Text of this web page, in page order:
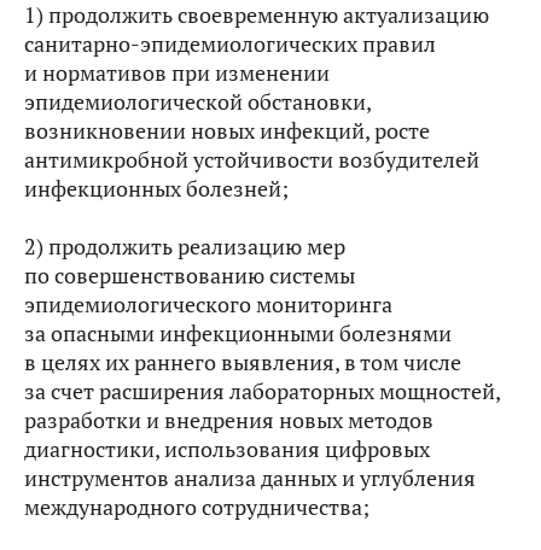
1) продолжить своевременную актуализацию
санитарно-эпидемиологических правил
и нормативов при изменении
эпидемиологической обстановки,
возникновении новых инфекций, росте
антимикробной устойчивости возбудителей
инфекционных болезней;
2) продолжить реализацию мер
по совершенствованию системы
эпидемиологического мониторинга
за опасными инфекционными болезнями
в целях их раннего выявления, в том числе
за счет расширения лабораторных мощностей,
разработки и внедрения новых методов
диагностики, использования цифровых
инструментов анализа данных и углубления
международного сотрудничества;